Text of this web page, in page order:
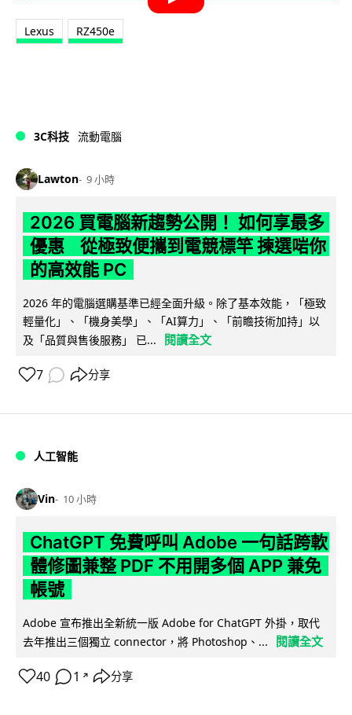
Lexus RZ450e
3C科技 流動電腦
Lawton 9 小時
2026 買電腦新趨勢公開！ 如何享最多
優惠 從極致便攜到電競標竿 揀選啱你
的高效能 PC
2026 年的電腦選購基準已經全面升級。除了基本效能，「極致
輕量化」、「機身美學」、「AI算力」、「前瞻技術加持」以
及「品質與售後服務」 已...
閱讀全文
7 分享
人工智能
Vin 10 小時
ChatGPT 免費呼叫 Adobe 一句話跨軟
體修圖兼整 PDF 不用開多個 APP 兼免
帳號
Adobe 宣布推出全新統一版 Adobe for ChatGPT 外掛，取代
去年推出三個獨立 connector，將 Photoshop、...
閱讀全文
40 1 ↗ 分享